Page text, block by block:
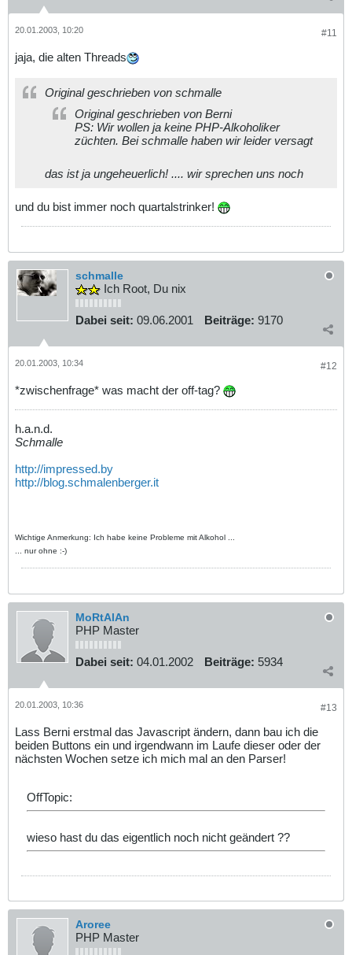
#11
20.01.2003, 10:20
jaja, die alten Threads
Original geschrieben von schmalle
Original geschrieben von Berni
PS: Wir wollen ja keine PHP-Alkoholiker
züchten. Bei schmalle haben wir leider versagt
das ist ja ungeheuerlich! .... wir sprechen uns noch
und du bist immer noch quartalstrinker!
schmalle
Ich Root, Du nix
Dabei seit: 09.06.2001 Beiträge: 9170
#12
20.01.2003, 10:34
*zwischenfrage* was macht der off-tag?
h.a.n.d.
Schmalle
http://impressed.by
http://blog.schmalenberger.it
Wichtige Anmerkung: Ich habe keine Probleme mit Alkohol ...
... nur ohne :-)
MoRtAlAn
PHP Master
Dabei seit: 04.01.2002 Beiträge: 5934
#13
20.01.2003, 10:36
Lass Berni erstmal das Javascript ändern, dann bau ich die
beiden Buttons ein und irgendwann im Laufe dieser oder der
nächsten Wochen setze ich mich mal an den Parser!
OffTopic:
wieso hast du das eigentlich noch nicht geändert ??
Aroree
PHP Master